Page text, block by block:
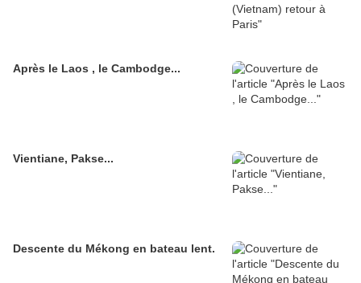
Après le Laos , le Cambodge...
Vientiane, Pakse...
Descente du Mékong en bateau lent.